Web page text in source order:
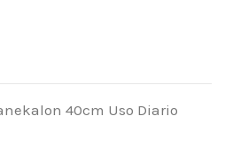
40cm Uso Diario